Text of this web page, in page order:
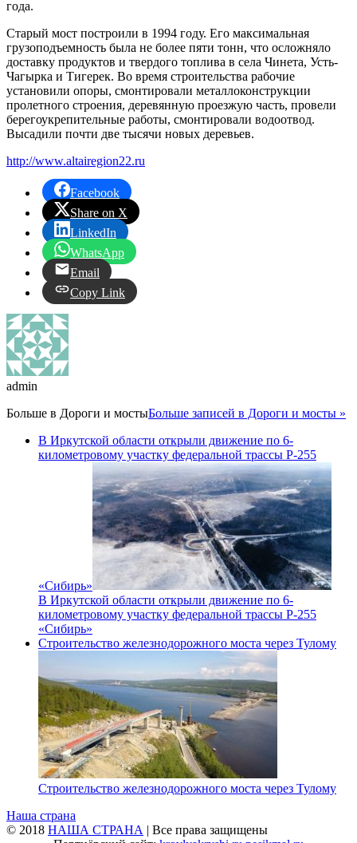
года.
Старый мост построили в 1994 году. Его максимальная
грузоподъемность была не более пяти тонн, что осложняло
доставку продуктов и твердого топлива в села Чинета, Усть-
Чагырка и Тигерек. Во время строительства рабочие
установили опоры, смонтировали металлоконструкции
пролетного строения, деревянную проезжую часть, провели
берегоукрепительные работы, смонтировали водоотвод.
Высадили почти две тысячи новых деревьев.
http://www.altairegion22.ru
Facebook
Share on X
LinkedIn
WhatsApp
Email
Copy Link
admin
Больше в Дороги и мостыБольше записей в Дороги и мосты »
В Иркутской области открыли движение по 6-
километровому участку федеральной трассы Р-255
«Сибирь»
В Иркутской области открыли движение по 6-
километровому участку федеральной трассы Р-255
«Сибирь»
Строительство железнодорожного моста через Тулому
Строительство железнодорожного моста через Тулому
Наша страна
© 2018 НАША СТРАНА | Все права защищены